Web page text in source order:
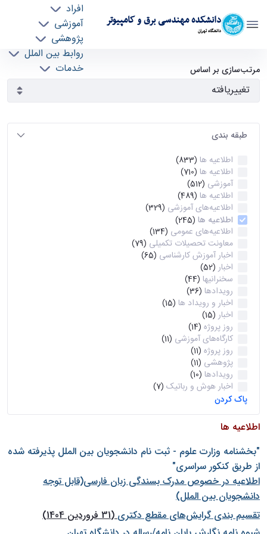
دانشکده مهندسی برق و کامپیوتر
دانشگاه تهران
افراد
آموزشی
پژوهشی
روابط بین الملل
خدمات
آرشیو اطلاعیه ها - ece- دانشکده مهندسی برق و
کامپیوتر
مرتب‌سازی بر اساس
طبقه بندی
اطلاعیه ها (833)
اطلاعیه ها (710)
آموزشی (512)
اطلاعیه ها (489)
اطلاعیه‌های‌ آموزشی (329)
اطلاعیه ها (245)
اطلاعیه‌های عمومی (134)
معاونت تحصیلات تکمیلی (79)
اخبار آموزش کارشناسی (65)
اخبار (52)
سخنرانیها (44)
رویدادها (36)
اخبار و رویداد ها (15)
اخبار (15)
روز پروژه (14)
کارگاه‌های آموزشی (11)
روز پروژه (11)
پژوهشی (11)
رویدادها (10)
اخبار هوش و رباتیک (7)
پاک کردن
اطلاعیه ها
"بخشنامه وزارت علوم - ثبت نام دانشجويان بين الملل پذيرفته شده
از طريق كنكور سراسری"
اطلاعیه در خصوص مدرک بسندگی زبان فارسی(قابل توجه
دانشجویان بین الملل)
تقسیم بندی گرایش‌های مقطع دکتری(31 فروردین 1404)